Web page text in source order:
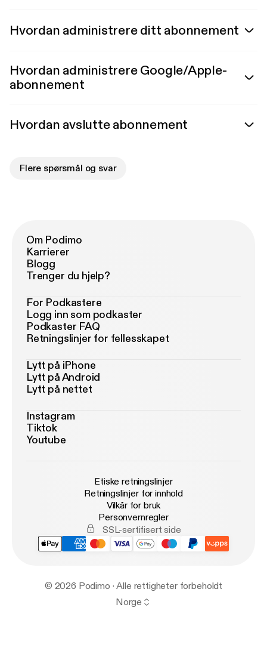
Hvordan administrere ditt abonnement
Hvordan administrere Google/Apple-
abonnement
Hvordan avslutte abonnement
Flere spørsmål og svar
Om Podimo
Karrierer
Blogg
Trenger du hjelp?
For Podkastere
Logg inn som podkaster
Podkaster FAQ
Retningslinjer for fellesskapet
Lytt på iPhone
Lytt på Android
Lytt på nettet
Instagram
Tiktok
Youtube
Etiske retningslinjer
Retningslinjer for innhold
Vilkår for bruk
Personvernregler
SSL-sertifisert side
© 2026 Podimo · Alle rettigheter forbeholdt
Norge